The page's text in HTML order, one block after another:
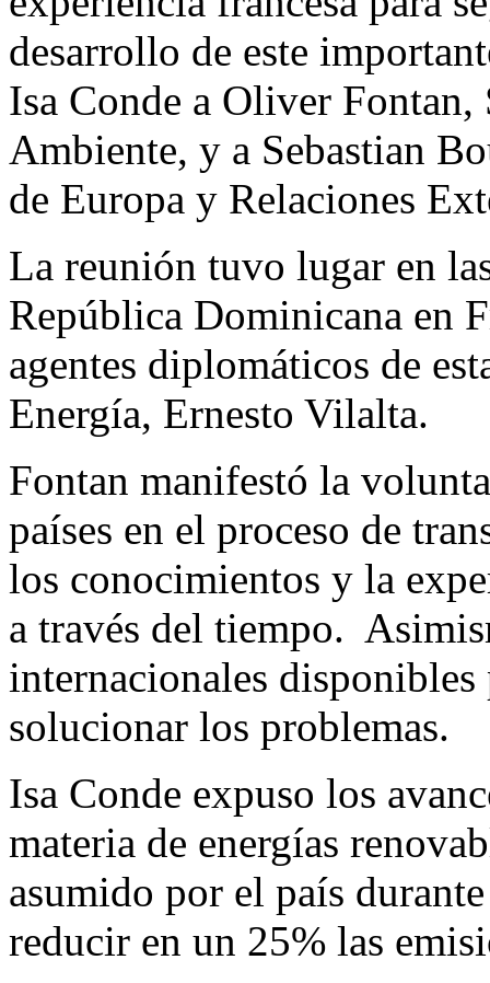
desarrollo de este
Isa Conde a Oliver
Ambiente, y a Sebastian
de Europa y Relaciones
La reunión tuvo lugar en
República Dominicana en
agentes diplomáticos de
Energía, Ernesto Vilalta.
Fontan manifestó la
países en el proceso de
los conocimientos y la
a través del tiempo.
internacionales disponibles
solucionar los problemas.
Isa Conde expuso los
materia de energías
asumido por el país
reducir en un 25% las